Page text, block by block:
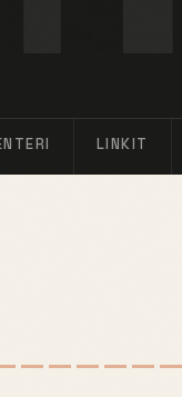
LINKIT